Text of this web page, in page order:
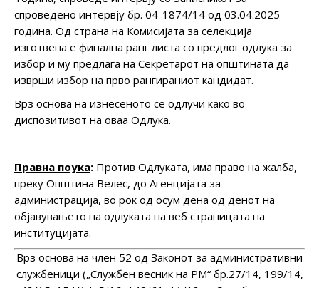
спроведено интервју бр. 04-1874/14 од 03.04.2025
година. Од страна на Комисијата за селекција
изготвена е финална ранг листа со предлог одлука за
избор и му предлага на Секретарот на општината да
изврши избор на прво рангираниот кандидат.
Врз основа на изнесеното се одлучи како во
диспозитивот на оваа Одлука.
Правна поука: Против Одлуката, има право на жалба,
преку Општина Велес, до Агенцијата за
администрација, во рок од осум дена од денот на
објавувањето на одлуката на веб страницата на
институцијата.
Врз основа на член 52 од Законот за административни
службеници („Службен весник на РМ“ бр.27/14, 199/14,